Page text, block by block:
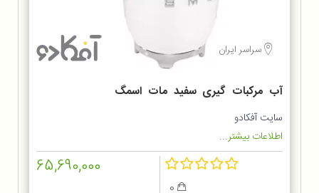
سراسر ایران
آب مرکبات گیری سفید مات اسمگ
CJF01WHMEU
سایت آفکادو
اطلاعات بیشتر...
65,690,000